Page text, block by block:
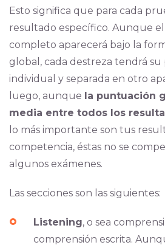
Esto significa que para cada
resultado específico. Aunque
completo aparecerá bajo la
global, cada destreza tendrá
individual y separada en otro
luego, aunque la puntuación
media entre todos los
lo más importante son tus
competencia, éstas no se
algunos exámenes.
Las secciones son las siguientes:
Listening, o sea
comprensión escrita.